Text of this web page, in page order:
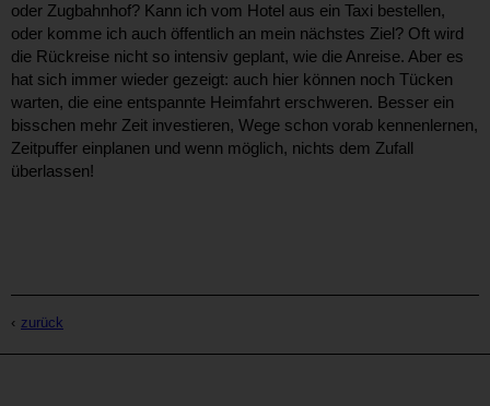
oder Zugbahnhof? Kann ich vom Hotel aus ein Taxi bestellen,
oder komme ich auch öffentlich an mein nächstes Ziel? Oft wird
die Rückreise nicht so intensiv geplant, wie die Anreise. Aber es
hat sich immer wieder gezeigt: auch hier können noch Tücken
warten, die eine entspannte Heimfahrt erschweren. Besser ein
bisschen mehr Zeit investieren, Wege schon vorab kennenlernen,
Zeitpuffer einplanen und wenn möglich, nichts dem Zufall
überlassen!
zurück